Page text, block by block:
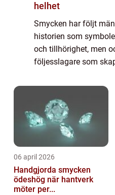
helhet
Smycken har följt
historien som
och tillhörighet, men
följesslagare som
som prydnad och som
varje val säger...
06 april 2026
Handgjorda smycken
ödeshög när hantverk
möter per...